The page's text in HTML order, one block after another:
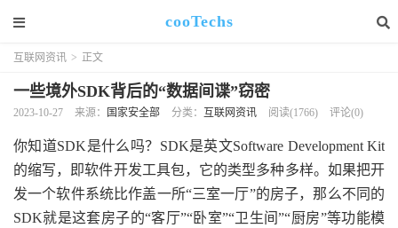
cooTechs
互联网资讯 > 正文
一些境外SDK背后的“数据间谍”窃密
2023-10-27 来源： 国家安全部 分类： 互联网资讯 阅读(1766) 评论(0)
你知道SDK是什么吗？SDK是英文Software Development Kit
的缩写，即软件开发工具包，它的类型多种多样。如果把开
发一个软件系统比作盖一所“三室一厅”的房子，那么不同的
SDK就是这套房子的“客厅”“卧室”“卫生间”“厨房”等功能模